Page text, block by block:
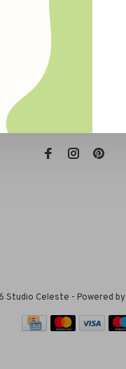
Studio Celeste - Powered by